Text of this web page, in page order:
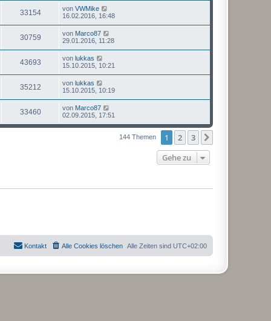
33154 von VWMike
16.02.2016, 16:48
30759 von Marco87
29.01.2016, 11:28
43693 von lukkas
15.10.2015, 10:21
35212 von lukkas
15.10.2015, 10:19
33460 von Marco87
02.09.2015, 17:51
144 Themen 1 2 3
Gehe zu
Alle Zeiten sind UTC+02:00
Alle Cookies löschen
Kontakt